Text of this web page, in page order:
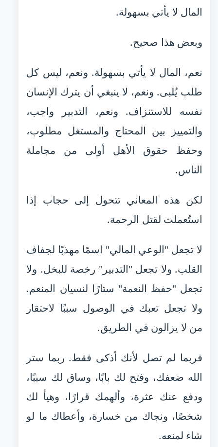
المال لا يأتي بسهولة.
وبعض هذا صحيح.
نعم، المال لا يأتي بسهولة. ونعم، ليس كل
طلب يُلبى. ونعم، لا ينبغي أن يترك الإنسان
نفسه للاستنزاف. ونعم، التدبير واجب،
والتمييز بين المحتاج والمستغل مطلوب،
وحفظ حقوق الأهل أولى من مجاملة
الناس.
لكن هذه المعاني تتحول إلى حجاب إذا
استُعملت لقتل الرحمة.
لا تجعل "الوعي المالي" اسمًا مهذبًا لجفاف
القلب. ولا تجعل "التدبير" رخصة للبخل. ولا
تجعل "حفظ النعمة" ستارًا لنسيان المنعم.
ولا تجعل تعبك في الوصول سببًا لاحتقار
من لا يزالون في الطريق.
فربما لم تصل لأنك أذكى فقط. ربما ستر
الله ضعفك، وفتح لك بابًا، وساق لك سببًا،
ودفع عنك عثرة، وألهمك قرارًا، وهيأ لك
شخصًا، ونجاك من خسارة، وأعطاك ما لو
شاء لمنعه.